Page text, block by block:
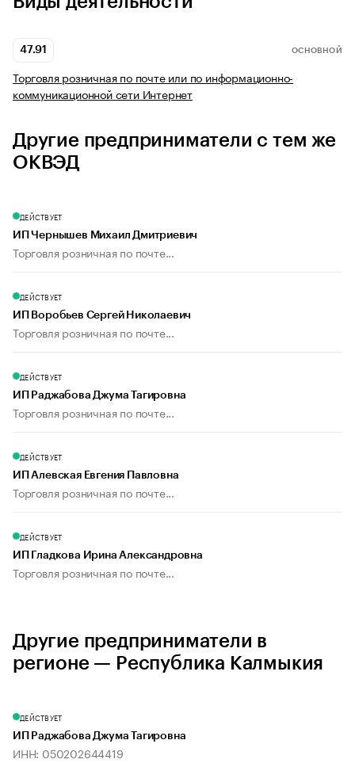
47.91 ОСНОВНОЙ
Торговля розничная по почте или по информационно-
коммуникационной сети Интернет
Другие предприниматели с тем же
ОКВЭД
ДЕЙСТВУЕТ
ИП Чернышев Михаил Дмитриевич
Торговля розничная по почте...
ДЕЙСТВУЕТ
ИП Воробьев Сергей Николаевич
Торговля розничная по почте...
ДЕЙСТВУЕТ
ИП Раджабова Джума Тагировна
Торговля розничная по почте...
ДЕЙСТВУЕТ
ИП Алевская Евгения Павловна
Торговля розничная по почте...
ДЕЙСТВУЕТ
ИП Гладкова Ирина Александровна
Торговля розничная по почте...
Другие предприниматели в
регионе — Республика Калмыкия
ДЕЙСТВУЕТ
ИП Раджабова Джума Тагировна
ИНН: 050202644419